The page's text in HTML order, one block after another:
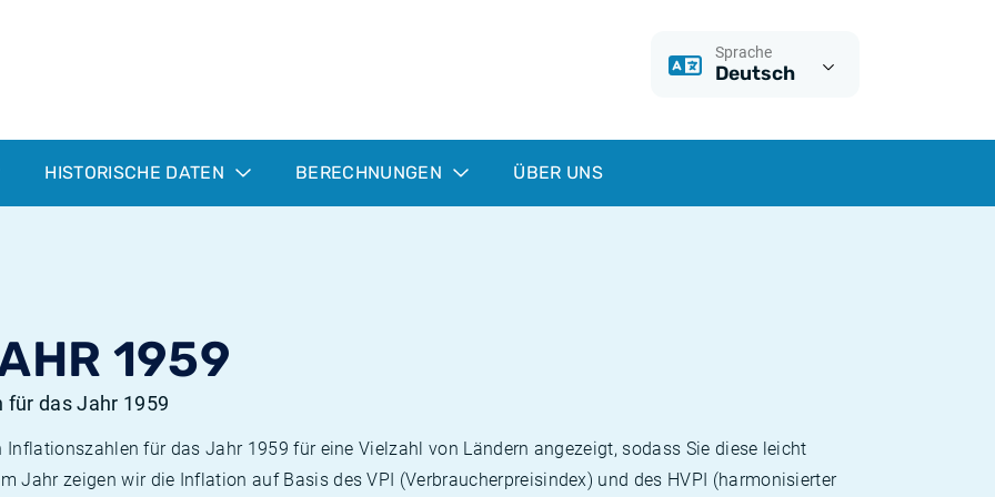
Sprache
Deutsch
HISTORISCHE DATEN BERECHNUNGEN ÜBER UNS
1959
das Jahr 1959
für das Jahr 1959 für eine Vielzahl von Ländern angezeigt, sodass Sie diese leicht
Jahr zeigen wir die Inflation auf Basis des VPI (Verbraucherpreisindex) und des HVPI (harmonisierter